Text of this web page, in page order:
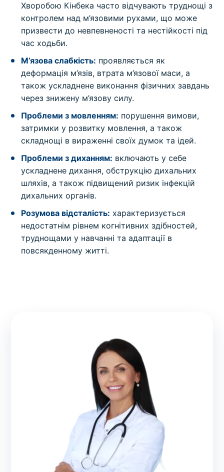
Хворобою Кінбека часто відчувають труднощі з
контролем над м’язовими рухами, що може
призвести до невпевненості та нестійкості під
час ходьби.
М’язова слабкість: проявляється як
деформація м’язів, втрата м’язової маси, а
також ускладнене виконання фізичних завдань
через знижену м’язову силу.
Проблеми з мовленням: порушення вимови,
затримки у розвитку мовлення, а також
складнощі в вираженні своїх думок та ідей.
Проблеми з диханням: включають у себе
ускладнене дихання, обструкцію дихальних
шляхів, а також підвищений ризик інфекцій
дихальних органів.
Розумова відсталість: характеризується
недостатнім рівнем когнітивних здібностей,
труднощами у навчанні та адаптації в
повсякденному житті.